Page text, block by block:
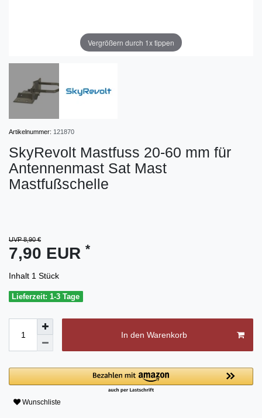
Vergrößern durch 1x tippen
Artikelnummer: 121870
SkyRevolt Mastfuss 20-60 mm für
Antennenmast Sat Mast
Mastfußschelle
UVP 8,90 €
7,90 EUR *
Inhalt 1 Stück
Lieferzeit: 1-3 Tage
In den Warenkorb
Wunschliste